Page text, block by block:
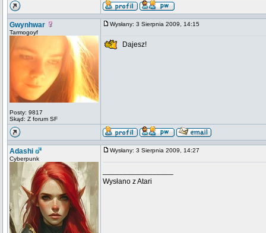
Gwynhwar
Tarmogoyf
Posty: 9817
Skąd: Z forum SF
Wysłany: 3 Sierpnia 2009, 14:15
Dajesz!
Adashi
Cyberpunk
Wysłany: 3 Sierpnia 2009, 14:27
Wysłano z Atari